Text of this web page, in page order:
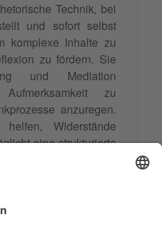
Technik, bei
und sofort selbst
komplexe Inhalte zu
zu fördern. Sie
und Mediation
zu
anzuregen.
Widerstände
eine strukturierte
nicht manipulativ
im Kontext eines